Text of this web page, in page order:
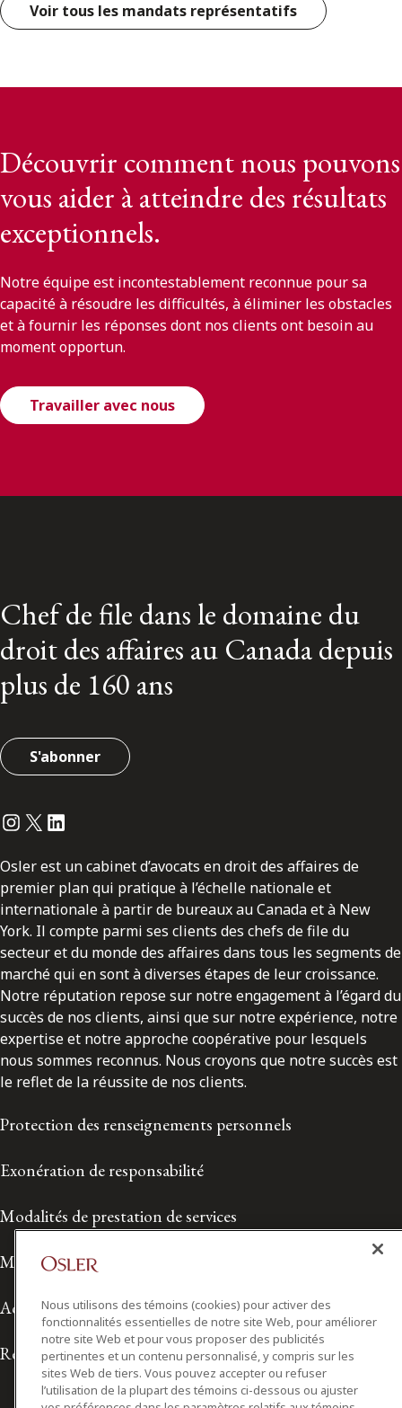
Voir tous les mandats représentatifs
Découvrir comment nous pouvons
vous aider à atteindre des résultats
exceptionnels.
Notre équipe est incontestablement reconnue pour sa
capacité à résoudre les difficultés, à éliminer les obstacles
et à fournir les réponses dont nos clients ont besoin au
moment opportun.
Travailler avec nous
Chef de file dans le domaine du
droit des affaires au Canada depuis
plus de 160 ans
S'abonner
Instagram
Twitter
LinkedIn
Osler est un cabinet d’avocats en droit des affaires de
premier plan qui pratique à l’échelle nationale et
internationale à partir de bureaux au Canada et à New
York. Il compte parmi ses clients des chefs de file du
secteur et du monde des affaires dans tous les segments de
marché qui en sont à diverses étapes de leur croissance.
Notre réputation repose sur notre engagement à l’égard du
succès de nos clients, ainsi que sur notre expérience, notre
expertise et notre approche coopérative pour lesquels
nous sommes reconnus. Nous croyons que notre succès est
le reflet de la réussite de nos clients.
Protection des renseignements personnels
Exonération de responsabilité
Modalités de prestation de services
Modalités d'utilisation
Accessibilité
Relations avec les médias
Nous utilisons des témoins (cookies) pour activer des
fonctionnalités essentielles de notre site Web, pour améliorer
notre site Web et pour vous proposer des publicités
pertinentes et un contenu personnalisé, y compris sur les
sites Web de tiers. Vous pouvez accepter ou refuser
l’utilisation de la plupart des témoins ci-dessous ou ajuster